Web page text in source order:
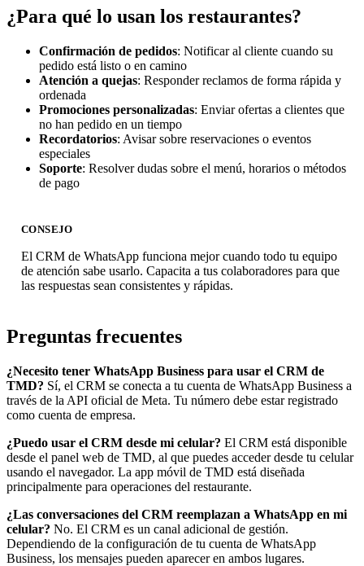
¿Para qué lo usan los restaurantes?
Confirmación de pedidos: Notificar al cliente cuando su
pedido está listo o en camino
Atención a quejas: Responder reclamos de forma rápida y
ordenada
Promociones personalizadas: Enviar ofertas a clientes que
no han pedido en un tiempo
Recordatorios: Avisar sobre reservaciones o eventos
especiales
Soporte: Resolver dudas sobre el menú, horarios o métodos
de pago
CONSEJO
El CRM de WhatsApp funciona mejor cuando todo tu equipo
de atención sabe usarlo. Capacita a tus colaboradores para que
las respuestas sean consistentes y rápidas.
Preguntas frecuentes
¿Necesito tener WhatsApp Business para usar el CRM de
TMD? Sí, el CRM se conecta a tu cuenta de WhatsApp Business a
través de la API oficial de Meta. Tu número debe estar registrado
como cuenta de empresa.
¿Puedo usar el CRM desde mi celular? El CRM está disponible
desde el panel web de TMD, al que puedes acceder desde tu celular
usando el navegador. La app móvil de TMD está diseñada
principalmente para operaciones del restaurante.
¿Las conversaciones del CRM reemplazan a WhatsApp en mi
celular? No. El CRM es un canal adicional de gestión.
Dependiendo de la configuración de tu cuenta de WhatsApp
Business, los mensajes pueden aparecer en ambos lugares.